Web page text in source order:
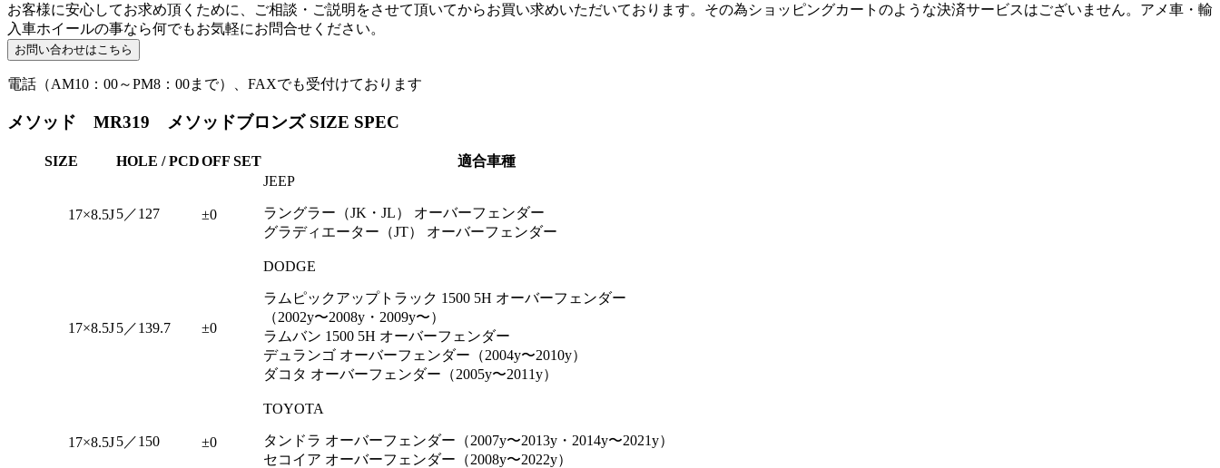
お客様に安心してお求め頂くために、ご相談・ご説明をさせて頂いてからお買い求めいただいております。その為ショッピングカートのような決済サービスはございません。アメ車・輸
入車ホイールの事なら何でもお気軽にお問合せください。
電話（AM10：00～PM8：00まで）、FAXでも受付けております
メソッド MR319 メソッドブロンズ SIZE SPEC
SIZE HOLE / PCDOFF SET 適合車種
17×8.5J5／127 ±0
JEEP
ラングラー（JK・JL） オーバーフェンダー
グラディエーター（JT） オーバーフェンダー
17×8.5J5／139.7 ±0
DODGE
ラムピックアップトラック 1500 5H オーバーフェンダー
（2002y〜2008y・2009y〜）
ラムバン 1500 5H オーバーフェンダー
デュランゴ オーバーフェンダー（2004y〜2010y）
ダコタ オーバーフェンダー（2005y〜2011y）
17×8.5J5／150 ±0
TOYOTA
タンドラ オーバーフェンダー（2007y〜2013y・2014y〜2021y）
セコイア オーバーフェンダー（2008y〜2022y）